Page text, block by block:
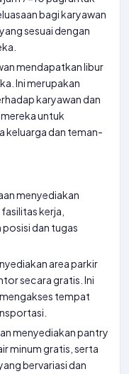
bagi karyawan
sesuai dengan
mendapatkan libur
Ini merupakan
karyawan dan
untuk
keluarga dan teman-
menyediakan
kerja,
dan tugas
area parkir
secara gratis. Ini
tempat
menyediakan pantry
minum gratis, serta
bervariasi dan